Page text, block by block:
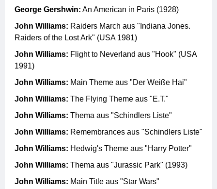
George Gershwin: An American in Paris (1928)
John Williams: Raiders March aus "Indiana Jones.
Raiders of the Lost Ark" (USA 1981)
John Williams: Flight to Neverland aus "Hook" (USA
1991)
John Williams: Main Theme aus "Der Weiße Hai"
John Williams: The Flying Theme aus "E.T."
John Williams: Thema aus "Schindlers Liste"
John Williams: Remembrances aus "Schindlers Liste"
John Williams: Hedwig's Theme aus "Harry Potter"
John Williams: Thema aus "Jurassic Park" (1993)
John Williams: Main Title aus "Star Wars"